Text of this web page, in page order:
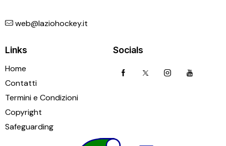
web@laziohockey.it
Links
Home
Contatti
Termini e Condizioni
Copyright
Safeguarding
Socials